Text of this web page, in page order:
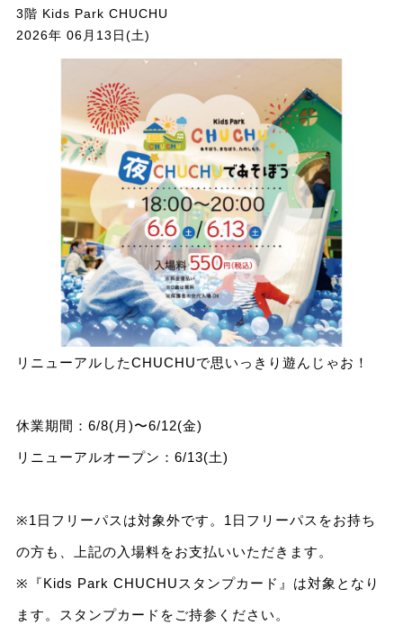
3階 Kids Park CHUCHU
2026年 06月13日(土)
リニューアルしたCHUCHUで思いっきり遊んじゃお！
休業期間：6/8(月)〜6/12(金)
リニューアルオープン：6/13(土)
※1日フリーパスは対象外です。1日フリーパスをお持ち
の方も、上記の入場料をお支払いいただきます。
※『Kids Park CHUCHUスタンプカード』は対象となり
ます。スタンプカードをご持参ください。